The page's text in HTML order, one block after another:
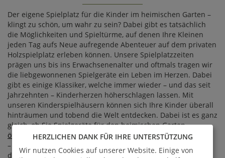
Der eigene Spielplatz für die Kinder im heimischen Garten –
klingt zu schön, um wahr zu sein? Dabei gibt es tatsächlich
die Möglichkeiten und Spieltürme, auf denen Ihre Kleinen
jeden Tag aufs Neue aufregende Abenteuer auf dem privaten
Holzspielplatz erleben können. Unsere Spielplatzzeiten
prägen uns bis ins Erwachsenenalter und oftmals tragen wir
die liebgewonnenen Spielgeräte ein Leben im Herzen. Dabei
gibt es einige Klassiker, welche immer wieder – und das seit
Jahrzehnten – Kinderherzen höherschlagen lassen. Mit
unseren Kinderspielhäusern können sich Ihre Kinder überall
hinträumen und tobend die Welt entdecken. Dabei ist es ganz
gleich, ob Sie Spielgeräte für den heimischen Garten,
öffentliche Spielplätze oder auch für Kindergärtenerwerben
– mit einladenden Spielhäuschen von GARTENTRAUM wird
das Herumtoben zum einzigartigen Erlebnis. Dank unserer
HERZLICHEN DANK FÜR IHRE UNTERSTÜTZUNG
Wir nutzen Cookies auf unserer Website. Einige von